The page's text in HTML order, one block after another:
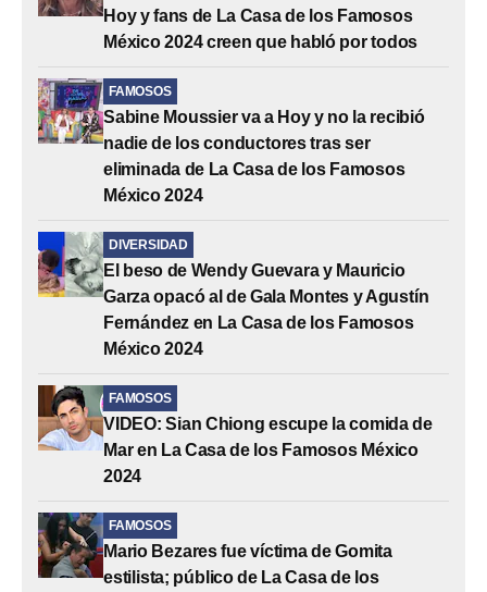
Hoy y fans de La Casa de los Famosos
México 2024 creen que habló por todos
FAMOSOS
Sabine Moussier va a Hoy y no la recibió
nadie de los conductores tras ser
eliminada de La Casa de los Famosos
México 2024
DIVERSIDAD
El beso de Wendy Guevara y Mauricio
Garza opacó al de Gala Montes y Agustín
Fernández en La Casa de los Famosos
México 2024
FAMOSOS
VIDEO: Sian Chiong escupe la comida de
Mar en La Casa de los Famosos México
2024
FAMOSOS
Mario Bezares fue víctima de Gomita
estilista; público de La Casa de los